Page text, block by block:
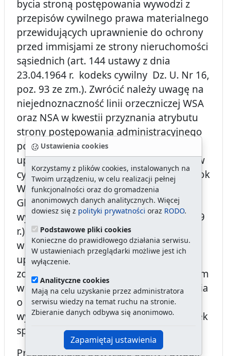
Ustawienia cookies
Korzystamy z plików cookies, instalowanych na
Twoim urządzeniu, w celu realizacji pełnej
funkcjonalności oraz do gromadzenia
anonimowych danych analitycznych. Więcej
dowiesz się z polityki prywatności oraz RODO.
Podstawowe pliki cookies
Konieczne do prawidłowego działania serwisu.
W ustawieniach przeglądarki możliwe jest ich
wyłączenie.
Analityczne cookies
Mają na celu uzyskanie przez administratora
serwisu wiedzy na temat ruchu na stronie.
Zbieranie danych odbywa się anonimowo.
Zapamiętaj ustawienia
bycia stroną postępowania wywodzi z
przepisów cywilnego prawa materialnego
przewidujących uprawnienie do ochrony
przed immisjami ze strony nieruchomości
sąsiednich (art. 144 ustawy z dnia
23.04.1964 r. kodeks cywilny Dz. U. Nr 16,
poz. 93 ze zm.). Zwrócić należy uwagę na
niejednoznaczność linii orzeczniczej WSA
oraz NSA w kwestii przyznania atrybutu
strony postępowania administracyjnego
podmiotowi wywodzącemu swe
uprawnienia do bycia stroną z przepisów
cywilnego prawa materialnego (np. wyrok
WSA w W-wie z dnia 1.12.2011 r. i WSA w
Gliwicach z dnia 2.12.2010 r., a także
wyroki NSA z dnia 8.3.2005 r. i 28.04.2009
r.). Kwestia legalności działań organu
w zakresie nieprzyznania spółce
uprawnienia strony rozstrzygnięta
zostanie w postępowaniu nadzwyczajnym
w przedmiocie wznowienia postępowania
o ustalenie warunków zabudowy oraz o
wydanie pozwolenia na budowę (wniosek
spółki z dnia 26.02.2013 r.).
Przedstawiając powyższe oceny i uwagi,